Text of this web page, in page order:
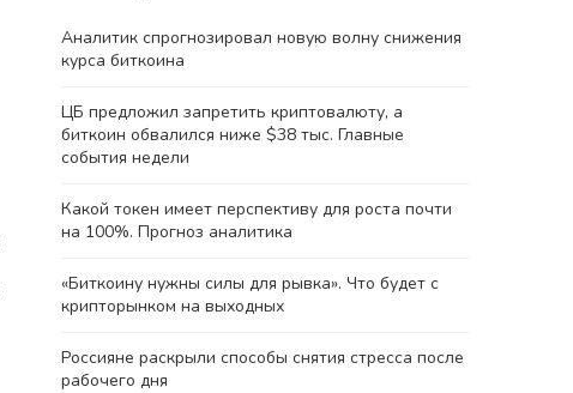
Аналитик спрогнозировал новую волну снижения
курса биткоина
ЦБ предложил запретить криптовалюту, а
биткоин обвалился ниже $38 тыс. Главные
события недели
Какой токен имеет перспективу для роста почти
на 100%. Прогноз аналитика
«Биткоину нужны силы для рывка». Что будет с
крипторынком на выходных
Россияне раскрыли способы снятия стресса после
рабочего дня